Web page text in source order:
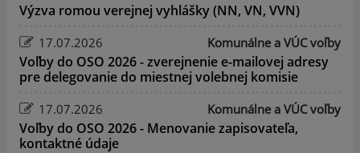
Výzva romou verejnej vyhlášky (NN, VN, VVN)
17.07.2026 Komunálne a VÚC voľby
Voľby do OSO 2026 - zverejnenie e-mailovej adresy
pre delegovanie do miestnej volebnej komisie
17.07.2026 Komunálne a VÚC voľby
Voľby do OSO 2026 - Menovanie zapisovateľa,
kontaktné údaje